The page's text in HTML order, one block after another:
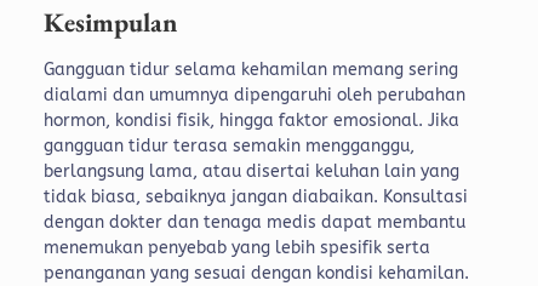
Kesimpulan
Gangguan tidur selama kehamilan memang sering
dialami dan umumnya dipengaruhi oleh perubahan
hormon, kondisi fisik, hingga faktor emosional. Jika
gangguan tidur terasa semakin mengganggu,
berlangsung lama, atau disertai keluhan lain yang
tidak biasa, sebaiknya jangan diabaikan. Konsultasi
dengan dokter dan tenaga medis dapat membantu
menemukan penyebab yang lebih spesifik serta
penanganan yang sesuai dengan kondisi kehamilan.